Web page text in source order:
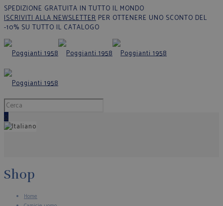
SPEDIZIONE GRATUITA IN TUTTO IL MONDO
ISCRIVITI ALLA NEWSLETTER PER OTTENERE UNO SCONTO DEL
-10% SU TUTTO IL CATALOGO
0
Shop
Home